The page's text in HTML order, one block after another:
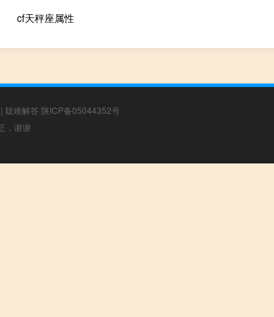
cf天秤座属性
| 疑难解答 陕ICP备05044352号
，谢谢